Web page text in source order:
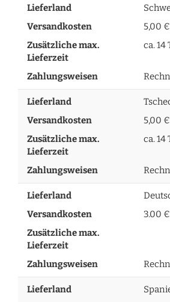
Lieferland
Versandkosten
5,00 €
Zusätzliche max.
Lieferzeit
ca. 14
Zahlungsweisen
Lieferland
Versandkosten
5,00 €
Zusätzliche max.
Lieferzeit
ca. 14
Zahlungsweisen
Lieferland
Versandkosten
3.00 €
Zusätzliche max.
Lieferzeit
Zahlungsweisen
Lieferland